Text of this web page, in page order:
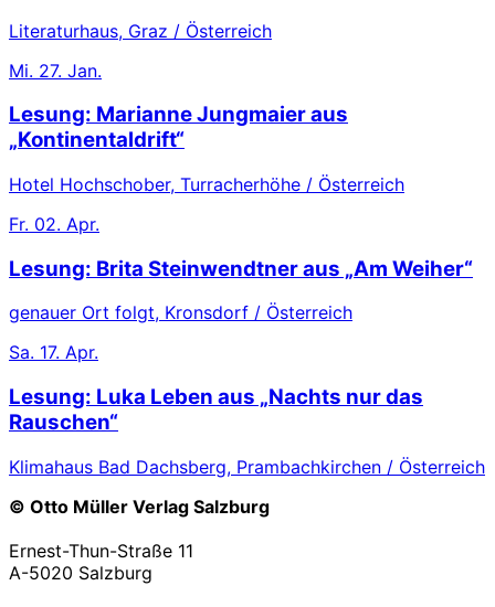
Literaturhaus, Graz / Österreich
Mi. 27. Jan.
Lesung: Marianne Jungmaier aus
„Kontinentaldrift“
Hotel Hochschober, Turracherhöhe / Österreich
Fr. 02. Apr.
Lesung: Brita Steinwendtner aus „Am Weiher“
genauer Ort folgt, Kronsdorf / Österreich
Sa. 17. Apr.
Lesung: Luka Leben aus „Nachts nur das
Rauschen“
Klimahaus Bad Dachsberg, Prambachkirchen / Österreich
© Otto Müller Verlag Salzburg
Ernest-Thun-Straße 11
A-5020 Salzburg